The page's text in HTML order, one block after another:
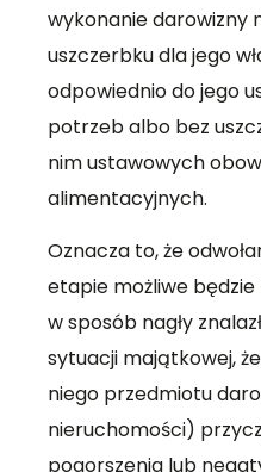
wykonanie darowizny
uszczerbku dla jego
odpowiednio do jego
potrzeb albo bez
nim ustawowych
alimentacyjnych.
Oznacza to, że
etapie możliwe
w sposób nagły
sytuacji majątkowej,
niego przedmiotu
nieruchomości)
pogorszenia lub